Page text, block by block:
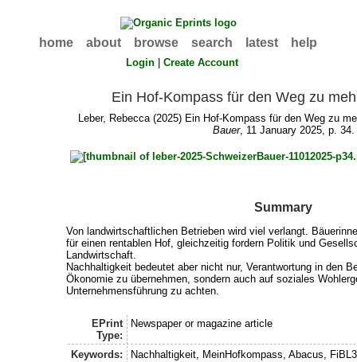
home about browse search latest help
Login |Create Account
Ein Hof-Kompass für den Weg zu
Leber, Rebecca(2025) Ein Hof-Kompass für den Weg zu
Bauer, 11 January 2025, p. 34.
Summary
Von landwirtschaftlichen Betrieben wird viel verlangt.
für einen rentablen Hof, gleichzeitig fordern Politik und
Landwirtschaft.
Nachhaltigkeit bedeutet aber nicht nur, Verantwortung in den
Ökonomie zu übernehmen, sondern auch auf soziales
Unternehmensführung zu achten.
EPrint
Type:
Newspaper or magazine article
Keywords:
Nachhaltigkeit, MeinHofkompass, Abacus,